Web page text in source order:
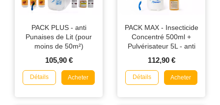
PACK PLUS - anti
Punaises de Lit (pour
moins de 50m²)
105,90 €
Détails Acheter
PACK MAX - Insecticide
Concentré 500ml +
Pulvérisateur 5L - anti
112,90 €
Détails Acheter